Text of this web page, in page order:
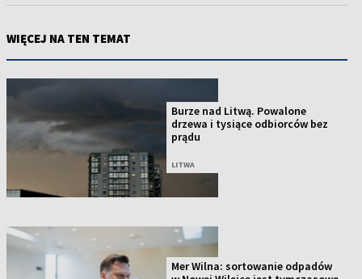
WIĘCEJ NA TEN TEMAT
Burze nad Litwą. Powalone
drzewa i tysiące odbiorców bez
prądu
LITWA
Mer Wilna: sortowanie odpadów